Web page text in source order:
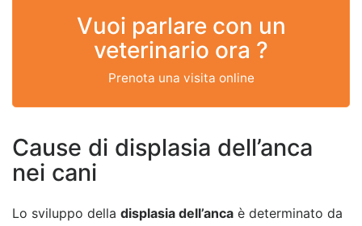
Vuoi parlare con un
veterinario ora ?
Prenota una visita online
Cause di displasia dell’anca
nei cani
Lo sviluppo della displasia dell’anca è determinato da